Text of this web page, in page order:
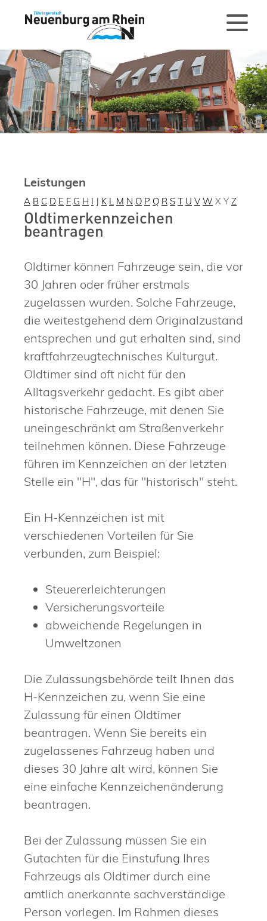
Leistungen
A B C D E F G H I J K L M N O P Q R S T U V W X Y Z
Oldtimerkennzeichen
beantragen
Oldtimer können Fahrzeuge sein, die vor
30 Jahren oder früher erstmals
zugelassen wurden. Solche Fahrzeuge,
die weitestgehend dem Originalzustand
entsprechen und gut erhalten sind, sind
kraftfahrzeugtechnisches Kulturgut.
Oldtimer sind oft nicht für den
Alltagsverkehr gedacht. Es gibt aber
historische Fahrzeuge, mit denen Sie
uneingeschränkt am Straßenverkehr
teilnehmen können. Diese Fahrzeuge
führen im Kennzeichen an der letzten
Stelle ein "H", das für "historisch" steht.
Ein H-Kennzeichen ist mit
verschiedenen Vorteilen für Sie
verbunden, zum Beispiel:
Steuererleichterungen
Versicherungsvorteile
abweichende Regelungen in
Umweltzonen
Die Zulassungsbehörde teilt Ihnen das
H-Kennzeichen zu, wenn Sie eine
Zulassung für einen Oldtimer
beantragen. Wenn Sie bereits ein
zugelassenes Fahrzeug haben und
dieses 30 Jahre alt wird, können Sie
eine einfache Kennzeichenänderung
beantragen.
Bei der Zulassung müssen Sie ein
Gutachten für die Einstufung Ihres
Fahrzeugs als Oldtimer durch eine
amtlich anerkannte sachverständige
Person vorlegen. Im Rahmen dieses